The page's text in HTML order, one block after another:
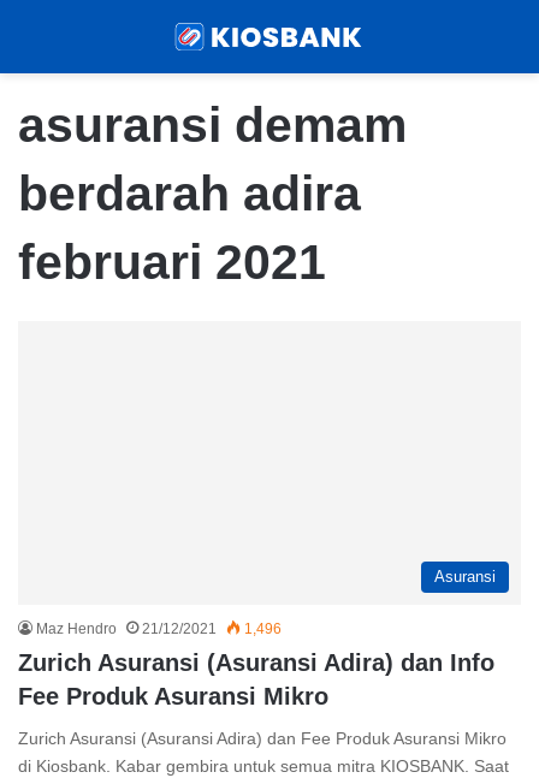
asuransi demam
berdarah adira
februari 2021
Asuransi
Maz Hendro 21/12/2021 1,496
Zurich Asuransi (Asuransi Adira) dan Info
Fee Produk Asuransi Mikro
Zurich Asuransi (Asuransi Adira) dan Fee Produk Asuransi Mikro
di Kiosbank. Kabar gembira untuk semua mitra KIOSBANK. Saat